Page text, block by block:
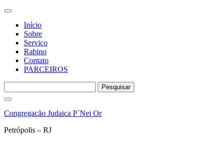
Início
Sobre
Serviço
Rabino
Contato
PARCEIROS
por:
Pular
o
Congregação Judaica P´Nei Or
Petrópolis – RJ